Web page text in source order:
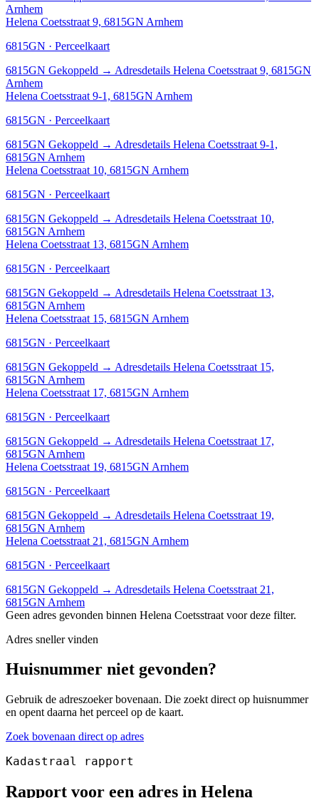
Arnhem
Helena Coetsstraat 9, 6815GN Arnhem
6815GN · Perceelkaart
6815GN Gekoppeld → Adresdetails Helena Coetsstraat 9, 6815GN
Arnhem
Helena Coetsstraat 9-1, 6815GN Arnhem
6815GN · Perceelkaart
6815GN Gekoppeld → Adresdetails Helena Coetsstraat 9-1,
6815GN Arnhem
Helena Coetsstraat 10, 6815GN Arnhem
6815GN · Perceelkaart
6815GN Gekoppeld → Adresdetails Helena Coetsstraat 10,
6815GN Arnhem
Helena Coetsstraat 13, 6815GN Arnhem
6815GN · Perceelkaart
6815GN Gekoppeld → Adresdetails Helena Coetsstraat 13,
6815GN Arnhem
Helena Coetsstraat 15, 6815GN Arnhem
6815GN · Perceelkaart
6815GN Gekoppeld → Adresdetails Helena Coetsstraat 15,
6815GN Arnhem
Helena Coetsstraat 17, 6815GN Arnhem
6815GN · Perceelkaart
6815GN Gekoppeld → Adresdetails Helena Coetsstraat 17,
6815GN Arnhem
Helena Coetsstraat 19, 6815GN Arnhem
6815GN · Perceelkaart
6815GN Gekoppeld → Adresdetails Helena Coetsstraat 19,
6815GN Arnhem
Helena Coetsstraat 21, 6815GN Arnhem
6815GN · Perceelkaart
6815GN Gekoppeld → Adresdetails Helena Coetsstraat 21,
6815GN Arnhem
Geen adres gevonden binnen Helena Coetsstraat voor deze filter.
Adres sneller vinden
Huisnummer niet gevonden?
Gebruik de adreszoeker bovenaan. Die zoekt direct op huisnummer
en opent daarna het perceel op de kaart.
Zoek bovenaan direct op adres
Kadastraal rapport
Rapport voor een adres in Helena